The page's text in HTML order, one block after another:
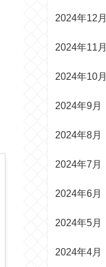
2024年12月
2024年11月
2024年10月
2024年9月
2024年8月
2024年7月
2024年6月
2024年5月
2024年4月